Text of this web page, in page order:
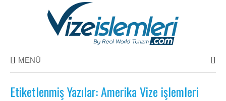
MENÜ
Etiketlenmiş Yazılar: Amerika Vize işlemleri